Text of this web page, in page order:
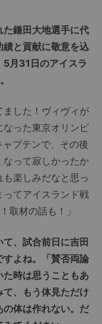
鎌田大地選手に代
と貢献に敬意を込
月31日のアイスラ
ました！ヴィヴィが
った東京オリンピ
プテンで、その後
って寂しかったか
楽しみだなと思っ
てアイスランド戦
取材の話も！」
、試合前日に吉田
よね。「賛否両論
時は思うこともあ
て、もう体見ただけ
体は作れない。だ